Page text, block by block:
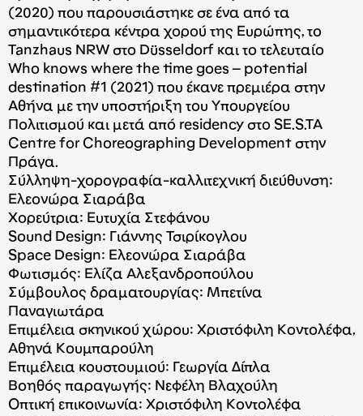
(2020) που παρουσιάστηκε σε ένα από τα
σημαντικότερα κέντρα χορού της Ευρώπης, το
Tanzhaus NRW στο Düsseldorf και το τελευταίο
Who knows where the time goes – potential
destination #1 (2021) που έκανε πρεμιέρα στην
Αθήνα με την υποστήριξη του Υπουργείου
Πολιτισμού και μετά από residency στο SE.S.TA
Centre for Choreographing Development στην
Πράγα.
Σύλληψη-χορογραφία-καλλιτεχνική διεύθυνση:
Ελεονώρα Σιαράβα
Χορεύτρια: Ευτυχία Στεφάνου
Sound Design: Γιάννης Τσιρίκογλου
Space Design: Ελεονώρα Σιαράβα
Φωτισμός: Ελίζα Αλεξανδροπούλου
Σύμβουλος δραματουργίας: Μπετίνα
Παναγιωτάρα
Επιμέλεια σκηνικού χώρου: Χριστόφιλη Κοντολέφα,
Αθηνά Κουμπαρούλη
Επιμέλεια κουστουμιού: Γεωργία Δίπλα
Βοηθός παραγωγής: Νεφέλη Βλαχούλη
Οπτική επικοινωνία: Χριστόφιλη Κοντολέφα